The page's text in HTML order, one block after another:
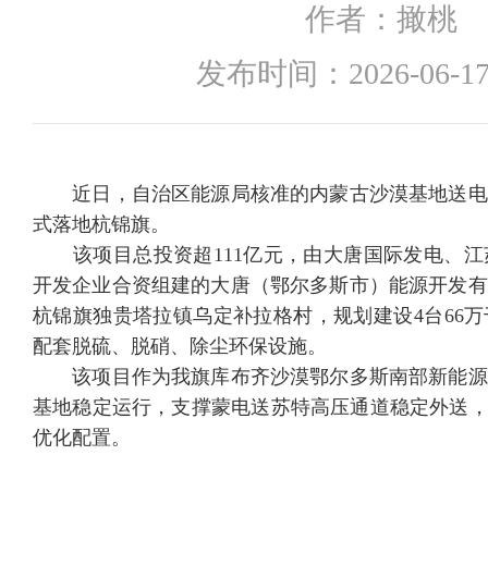
作者： 撖桃
发布时间： 2026-06-
近日，自治区能源局核准的内蒙古沙漠基地送电
式落地杭锦旗。
该项目总投资超111亿元，由大唐国际发电、江
开发企业合资组建的大唐（鄂尔多斯市）能源开发
杭锦旗独贵塔拉镇乌定补拉格村，规划建设4台66
配套脱硫、脱硝、除尘环保设施。
该项目作为我旗库布齐沙漠鄂尔多斯南部新能源
基地稳定运行，支撑蒙电送苏特高压通道稳定外送
优化配置。